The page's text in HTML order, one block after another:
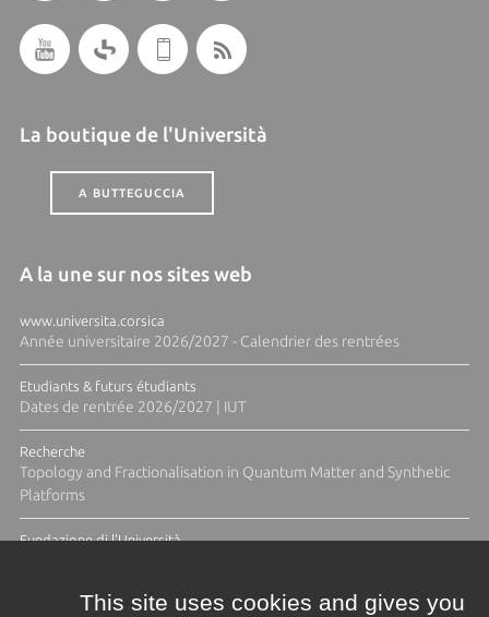
La boutique de l'Università
A BUTTEGUCCIA
A la une sur nos sites web
www.universita.corsica
Année universitaire 2026/2027 - Calendrier des rentrées
Etudiants & futurs étudiants
Dates de rentrée 2026/2027 | IUT
Recherche
Topology and Fractionalisation in Quantum Matter and Synthetic
Platforms
Fundazione di l'Università
This site uses cookies and gives you